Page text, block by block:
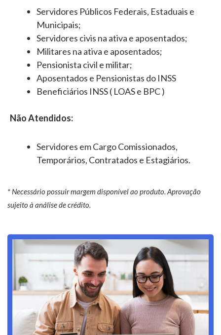
Servidores Públicos Federais, Estaduais e
Municipais;
Servidores civis na ativa e aposentados;
Militares na ativa e aposentados;
Pensionista civil e militar;
Aposentados e Pensionistas do INSS
Beneficiários INSS ( LOAS e BPC )
Não Atendidos:
Servidores em Cargo Comissionados,
Temporários, Contratados e Estagiários.
* Necessário possuir margem disponível ao produto. Aprovação
sujeito à análise de crédito.